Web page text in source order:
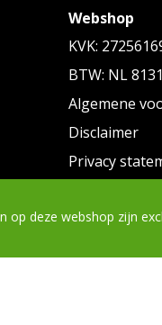
Webshop
KVK:
BTW: NL
Algemene
Disclaimer
Privacy
op deze webshop zijn